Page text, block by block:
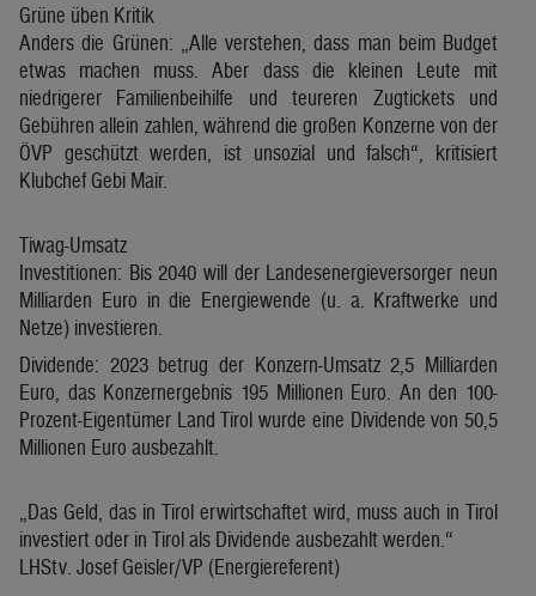
Grüne üben Kritik
Anders die Grünen: „Alle verstehen, dass man beim Budget
etwas machen muss. Aber dass die kleinen Leute mit
niedrigerer Familienbeihilfe und teureren Zugtickets und
Gebühren allein zahlen, während die großen Konzerne von der
ÖVP geschützt werden, ist unsozial und falsch“, kritisiert
Klubchef Gebi Mair.
Tiwag-Umsatz
Investitionen: Bis 2040 will der Landesenergieversorger neun
Milliarden Euro in die Energiewende (u. a. Kraftwerke und
Netze) investieren.
Dividende: 2023 betrug der Konzern-Umsatz 2,5 Milliarden
Euro, das Konzernergebnis 195 Millionen Euro. An den 100-
Prozent-Eigentümer Land Tirol wurde eine Dividende von 50,5
Millionen Euro ausbezahlt.
„Das Geld, das in Tirol erwirtschaftet wird, muss auch in Tirol
investiert oder in Tirol als Dividende ausbezahlt werden.“
LHStv. Josef Geisler/VP (Energiereferent)